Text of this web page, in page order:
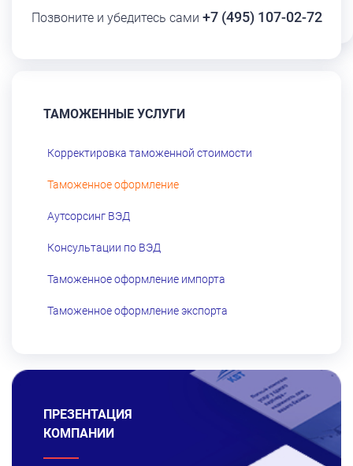
Позвоните и убедитесь сами +7 (495) 107-02-72
ТАМОЖЕННЫЕ УСЛУГИ
Корректировка таможенной стоимости
Таможенное оформление
Аутсорсинг ВЭД
Консультации по ВЭД
Таможенное оформление импорта
Таможенное оформление экспорта
ПРЕЗЕНТАЦИЯ
КОМПАНИИ